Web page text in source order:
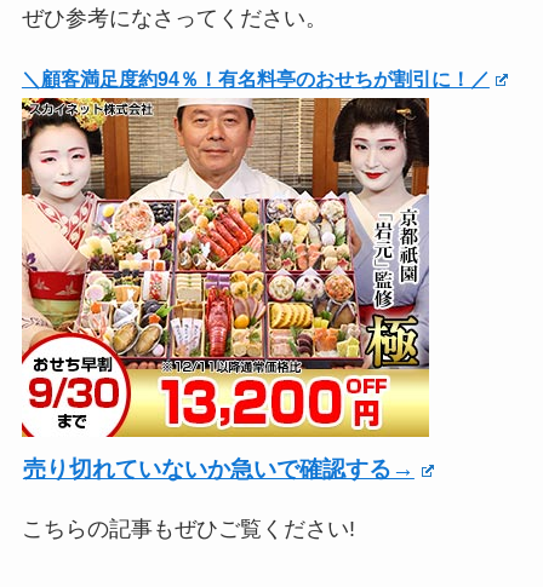
ぜひ参考になさってください。
＼顧客満足度約94％！有名料亭のおせちが割引に！／
売り切れていないか急いで確認する→
こちらの記事もぜひご覧ください!